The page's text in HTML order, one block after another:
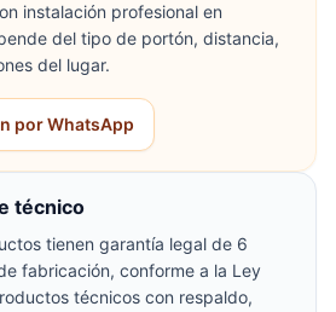
instalación profesional en
del tipo de portón, distancia,
del lugar.
por WhatsApp
técnico
tienen garantía legal de 6
fabricación, conforme a la Ley
técnicos con respaldo,